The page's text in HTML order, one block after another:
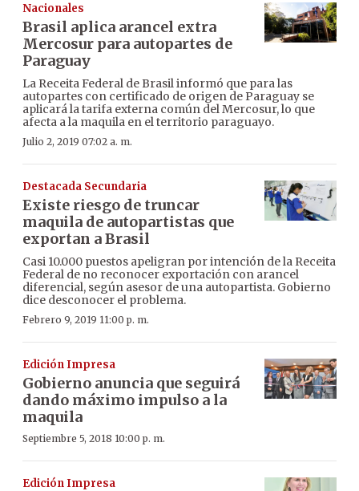
Nacionales
Brasil aplica arancel extra
Mercosur para autopartes de
Paraguay
La Receita Federal de Brasil informó que para las
autopartes con certificado de origen de Paraguay se
aplicará la tarifa externa común del Mercosur, lo que
afecta a la maquila en el territorio paraguayo.
Julio 2, 2019 07:02 a. m.
Destacada Secundaria
Existe riesgo de truncar
maquila de autopartistas que
exportan a Brasil
Casi 10.000 puestos apeligran por intención de la Receita
Federal de no reconocer exportación con arancel
diferencial, según asesor de una autopartista. Gobierno
dice desconocer el problema.
Febrero 9, 2019 11:00 p. m.
Edición Impresa
Gobierno anuncia que seguirá
dando máximo impulso a la
maquila
Septiembre 5, 2018 10:00 p. m.
Edición Impresa